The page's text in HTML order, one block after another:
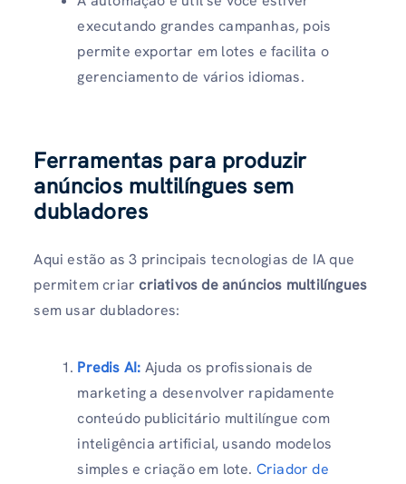
executando grandes campanhas, pois
permite exportar em lotes e facilita o
gerenciamento de vários idiomas.
Ferramentas para produzir
anúncios multilíngues sem
dubladores
Aqui estão as 3 principais tecnologias de IA que
permitem criarcriativos de anúncios multilíngues
sem usar dubladores:
Predis AI: Ajuda os profissionais de
marketing a desenvolver rapidamente
conteúdo publicitário multilíngue com
inteligência artificial, usando modelos
simples e criação em lote. Criador de